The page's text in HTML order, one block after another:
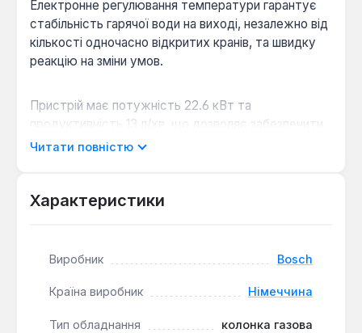
Електронне регулювання температури гарантує
стабільність гарячої води на виході, незалежно від
кількості одночасно відкритих кранів, та швидку
реакцію на зміни умов.
Пристрій має потужність 22.6 кВт та
продуктивність 13 л/хв, що дозволяє забезпечити
достатній об'єм гарячої води для побутових
екологічність. Атмосферний газовий пальник з
оснащена електронним розпалом, іонізаційним
диференціальним пресостатом, що забезпечує
за допомогою кнопок на панелі, що дозволяє легко
Читати повністю
Характеристики
Виробник Bosch
Країна виробник Німеччина
Тип обладнання колонка газова